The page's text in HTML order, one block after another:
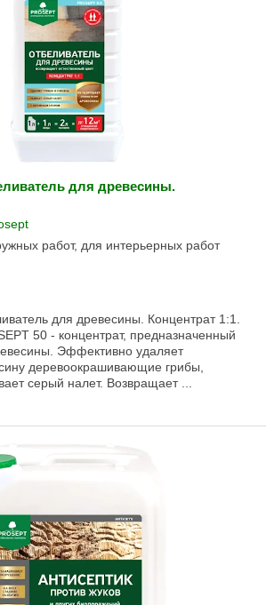
для древесины.
работ, для интерьерных работ
для древесины. Концентрат 1:1.
50 - концентрат, предназначенный
Эффективно удаляет
деревоокрашивающие грибы,
серый налет. Возвращает ...